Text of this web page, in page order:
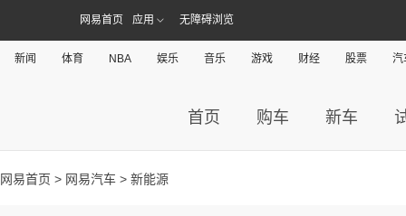
网易首页 应用 无障碍浏览
新闻 体育 NBA 娱乐 音乐 游戏 财经 股票 汽
首页 购车 新车
网易首页 > 网易汽车 > 新能源